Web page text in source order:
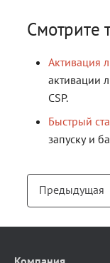
Смотрите
Активация
активации
CSP.
Быстрый
запуску и
Предыдущая